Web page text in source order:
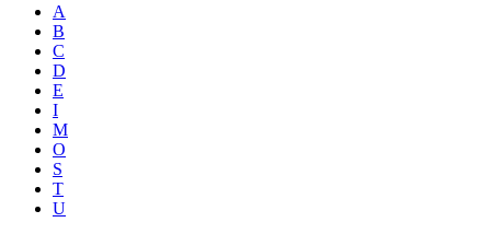
A
B
C
D
E
I
M
O
S
T
U